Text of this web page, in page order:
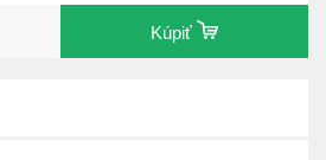
Kúpiť